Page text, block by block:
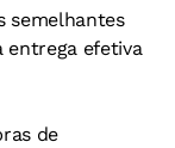
semelhantes
entrega efetiva
de